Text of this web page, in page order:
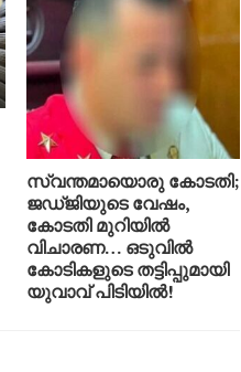
സ്വന്തമായൊരു കോടതി;
ജഡ്ജിയുടെ വേഷം,
കോടതി മുറിയിൽ
വിചാരണ… ഒടുവിൽ
കോടികളുടെ തട്ടിപ്പുമായി
യുവാവ് പിടിയിൽ!